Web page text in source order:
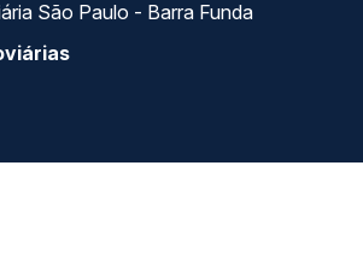
São Paulo - Barra Funda